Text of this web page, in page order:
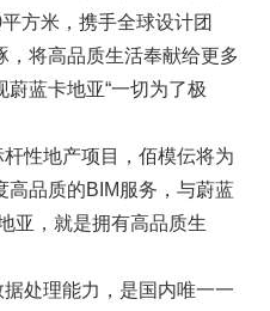
方米，携手全球设计团
，将高品质生活奉献给更多
蓝卡地亚“一切为了极
性地产项目，佰模伝将为
高品质的BIM服务，与蔚蓝
亚，就是拥有高品质生
处理能力，是国内唯一一